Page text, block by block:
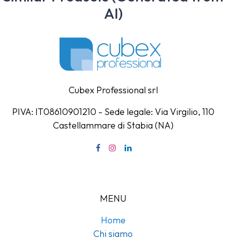
AI)
Cubex Professional srl
PIVA: IT08610901210 - Sede legale: Via Virgilio, 110
Castellammare di Stabia (NA)
MENU
Home
Chi siamo